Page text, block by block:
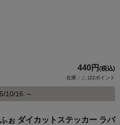
440円 (税込)
在庫：△ |22ポイント
10/16 ～
ぉ ダイカットステッカー ラバ